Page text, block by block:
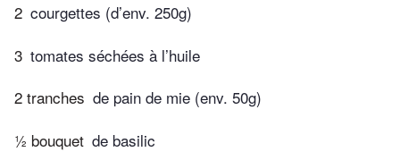
2 courgettes (d’env. 250g)
3 tomates séchées à l’huile
2 tranches de pain de mie (env. 50g)
½ bouquet de basilic